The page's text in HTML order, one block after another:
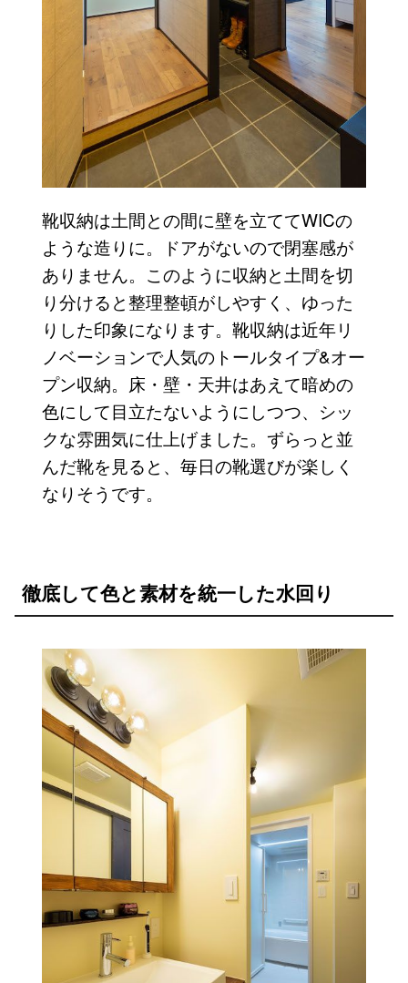
靴収納は土間との間に壁を立ててWICの
ような造りに。ドアがないので閉塞感が
ありません。このように収納と土間を切
り分けると整理整頓がしやすく、ゆった
りした印象になります。靴収納は近年リ
ノベーションで人気のトールタイプ&オー
プン収納。床・壁・天井はあえて暗めの
色にして目立たないようにしつつ、シッ
クな雰囲気に仕上げました。ずらっと並
んだ靴を見ると、毎日の靴選びが楽しく
なりそうです。
徹底して色と素材を統一した水回り